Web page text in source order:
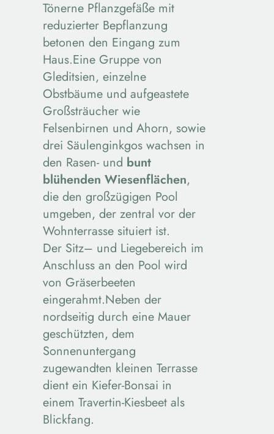
Tönerne Pflanzgefäße mit
reduzierter Bepflanzung
betonen den Eingang zum
Haus.Eine Gruppe von
Gleditsien, einzelne
Obstbäume und aufgeastete
Großsträucher wie
Felsenbirnen und Ahorn, sowie
drei Säulenginkgos wachsen in
den Rasen- und bunt
blühenden Wiesenflächen,
die den großzügigen Pool
umgeben, der zentral vor der
Wohnterrasse situiert ist.
Der Sitz– und Liegebereich im
Anschluss an den Pool wird
von Gräserbeeten
eingerahmt.Neben der
nordseitig durch eine Mauer
geschützten, dem
Sonnenuntergang
zugewandten kleinen Terrasse
dient ein Kiefer-Bonsai in
einem Travertin-Kiesbeet als
Blickfang.